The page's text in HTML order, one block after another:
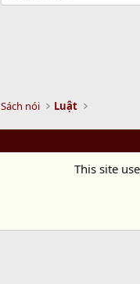
Sách nói Luật
This site